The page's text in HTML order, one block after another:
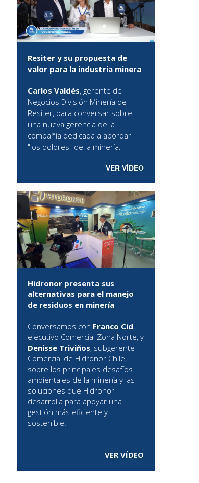
Resiter y su propuesta de
valor para la industria minera
Carlos Valdés, gerente de
Negocios División Minería de
Resiter, para conversar sobre
una nueva gerencia de la
compañía dedicada a abordar
"los dolores" de la minería.
VER VÍDEO
Hidronor presenta sus
alternativas para el manejo
de residuos en minería
Conversamos con Franco Cid,
ejecutivo Comercial Zona Norte, y
Denisse Triviños, subgerente
Comercial de Hidronor Chile,
sobre los principales desafíos
ambientales de la minería y las
soluciones que Hidronor
desarrolla para apoyar una
gestión más eficiente y
sostenible.
VER VÍDEO